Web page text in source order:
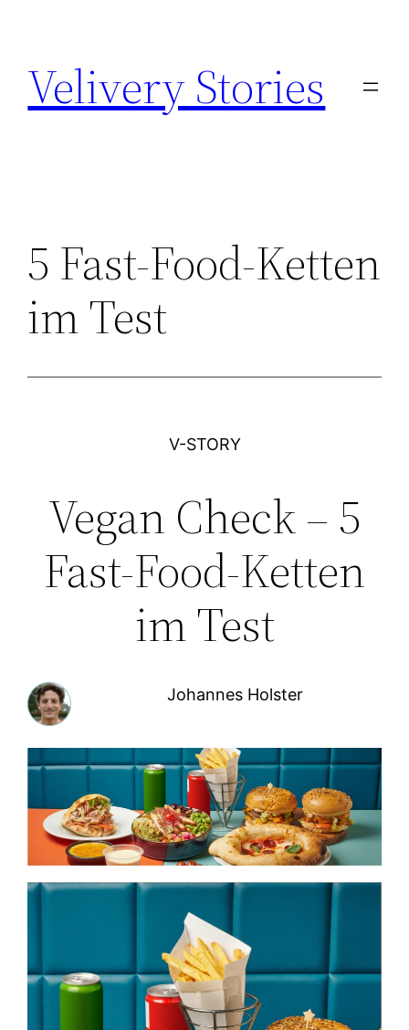
springen
Velivery Stories
5 Fast-Food-Ketten
im Test
V-STORY
Vegan Check – 5
Fast-Food-Ketten
im Test
Johannes Holster